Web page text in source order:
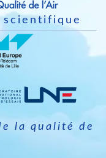
la qualité de